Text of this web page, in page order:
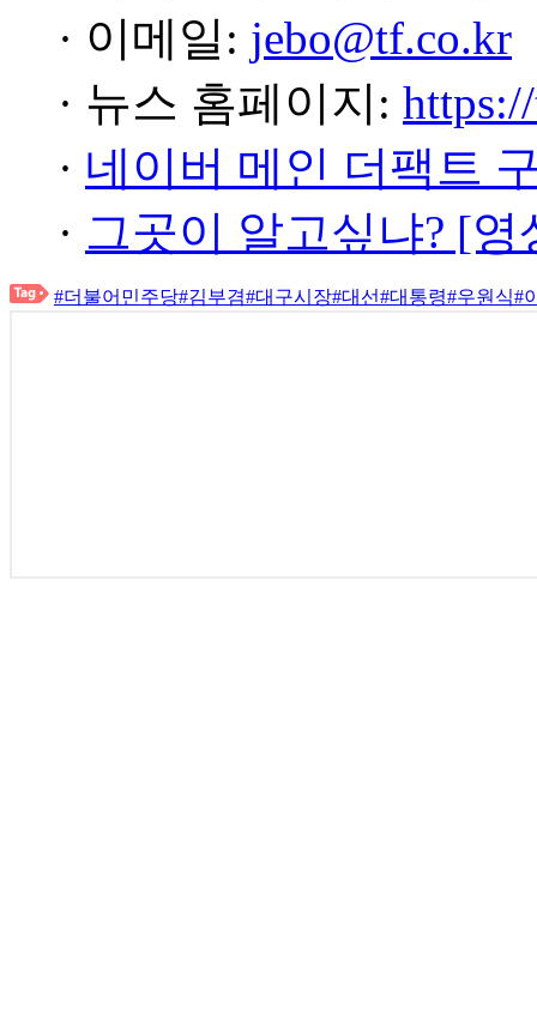
· 이메일: jebo@tf.co.kr
· 뉴스 홈페이지:
· 네이버 메인 더팩트
· 그곳이 알고싶냐? [
#더불어민주당#김부겸#대구시장#대선#대통령#우원식#